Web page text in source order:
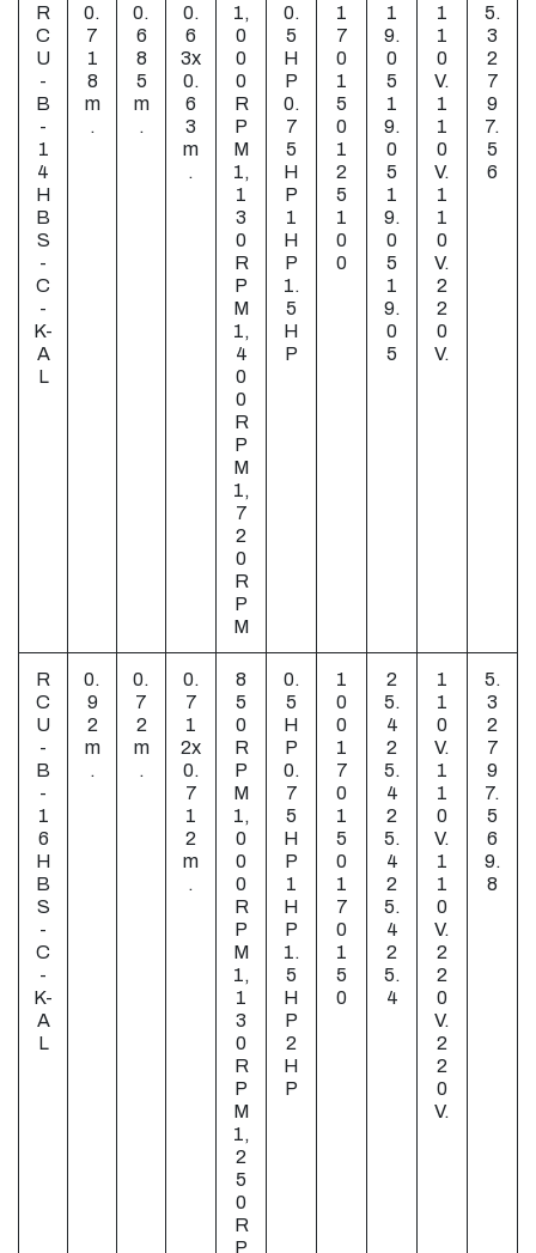
R
C
U
-
B
-
1
4
H
B
S
-
C
-
K-
A
L
0.
7
1
8
m
.
0.
6
8
5
m
.
0.
6
3x
0.
6
3
m
.
1,
0
0
0
R
P
M
1,
1
3
0
R
P
M
1,
4
0
0
R
P
M
1,
7
2
0
R
P
M
0.
5
H
P
0.
7
5
H
P
1
H
P
1.
5
H
P
1
7
0
1
5
0
1
2
5
1
0
0
1
9.
0
5
1
9.
0
5
1
9.
0
5
1
9.
0
5
1
1
0
V.
1
1
0
V.
1
1
0
V.
2
2
0
V.
5.
3
2
7
9
7.
5
6
R
C
U
-
B
-
1
6
H
B
S
-
C
-
K-
A
L
0.
9
2
m
.
0.
7
2
m
.
0.
7
1
2x
0.
7
1
2
m
.
8
5
0
R
P
M
1,
0
0
0
R
P
M
1,
1
3
0
R
P
M
1,
2
5
0
R
P
0.
5
H
P
0.
7
5
H
P
1
H
P
1.
5
H
P
2
H
P
1
0
0
1
7
0
1
5
0
1
7
0
1
5
0
2
5.
4
2
5.
4
2
5.
4
2
5.
4
2
5.
4
1
1
0
V.
1
1
0
V.
1
1
0
V.
2
2
0
V.
2
2
0
V.
5.
3
2
7
9
7.
5
6
9.
8